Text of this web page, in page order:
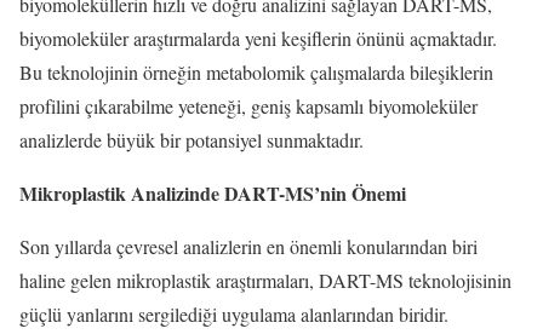
biyomoleküler araştırmalarda yeni keşiflerin önünü açmaktadır.
Bu teknolojinin örneğin metabolomik çalışmalarda bileşiklerin
profilini çıkarabilme yeteneği, geniş kapsamlı biyomoleküler
analizlerde büyük bir potansiyel sunmaktadır.
Mikroplastik Analizinde DART-MS’nin Önemi
Son yıllarda çevresel analizlerin en önemli konularından biri
haline gelen mikroplastik araştırmaları, DART-MS teknolojisinin
güçlü yanlarını sergilediği uygulama alanlarından biridir.